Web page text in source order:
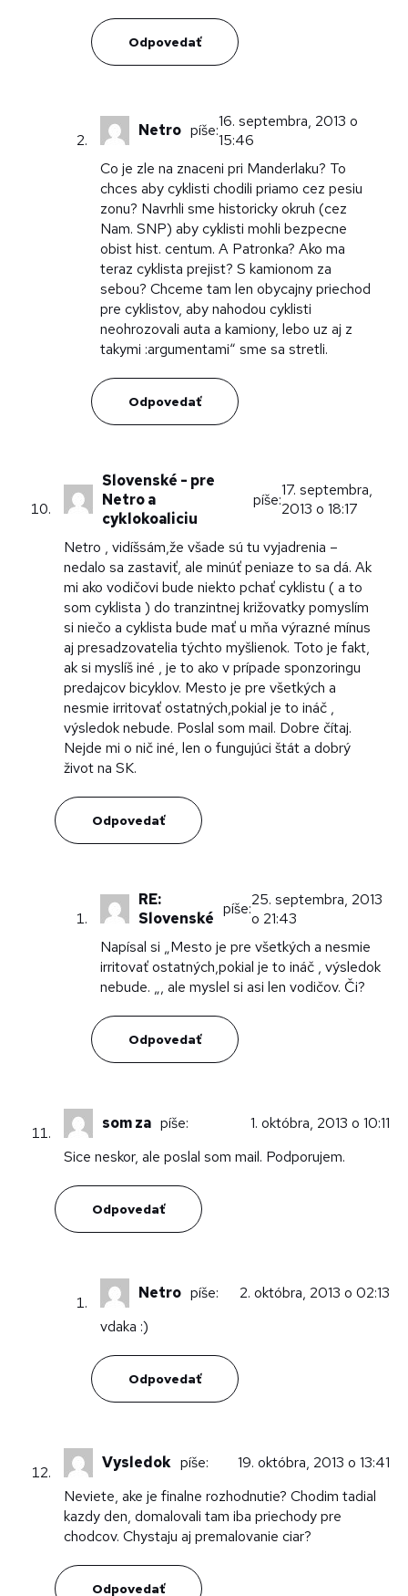
Odpovedať
Netro píše:16. septembra, 2013 o
15:46
Co je zle na znaceni pri Manderlaku? To
chces aby cyklisti chodili priamo cez pesiu
zonu? Navrhli sme historicky okruh (cez
Nam. SNP) aby cyklisti mohli bezpecne
obist hist. centum. A Patronka? Ako ma
teraz cyklista prejist? S kamionom za
sebou? Chceme tam len obycajny priechod
pre cyklistov, aby nahodou cyklisti
neohrozovali auta a kamiony, lebo uz aj z
takymi :argumentami“ sme sa stretli.
Odpovedať
Slovenské - pre
Netro a
cyklokoaliciu
píše:17. septembra,
2013 o 18:17
Netro , vidíšsám,že všade sú tu vyjadrenia –
nedalo sa zastaviť, ale minúť peniaze to sa dá. Ak
mi ako vodičovi bude niekto pchať cyklistu ( a to
som cyklista ) do tranzintnej križovatky pomyslím
si niečo a cyklista bude mať u mňa výrazné mínus
aj presadzovatelia týchto myšlienok. Toto je fakt,
ak si myslíš iné , je to ako v prípade sponzoringu
predajcov bicyklov. Mesto je pre všetkých a
nesmie irritovať ostatných,pokial je to ináč ,
výsledok nebude. Poslal som mail. Dobre čítaj.
Nejde mi o nič iné, len o fungujúci štát a dobrý
život na SK.
Odpovedať
RE:
Slovenské píše:25. septembra, 2013
o 21:43
Napísal si „Mesto je pre všetkých a nesmie
irritovať ostatných,pokial je to ináč , výsledok
nebude. „, ale myslel si asi len vodičov. Či?
Odpovedať
som za píše:
1. októbra, 2013 o 10:11
Sice neskor, ale poslal som mail. Podporujem.
Odpovedať
Netro píše:
2. októbra, 2013 o 02:13
vdaka :)
Odpovedať
Vysledok píše:
19. októbra, 2013 o 13:41
Neviete, ake je finalne rozhodnutie? Chodim tadial
kazdy den, domalovali tam iba priechody pre
chodcov. Chystaju aj premalovanie ciar?
Odpovedať